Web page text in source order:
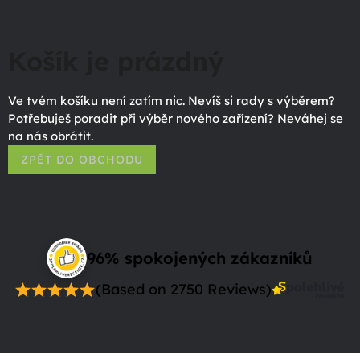
Ve tvém košíku není zatím nic. Nevíš si rady s výběrem?
Potřebuješ poradit při výběr nového zařízení? Neváhej se
na nás obrátit.
ZPĚT DO OBCHODU
96% spokojených zákazníků
(Based on 2750 Reviews)